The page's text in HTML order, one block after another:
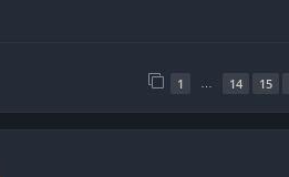
1 14 15